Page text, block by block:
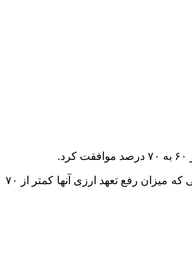
بازرگانی که میزان رفع تعهد ارزی آنها کمتر از ۷۰